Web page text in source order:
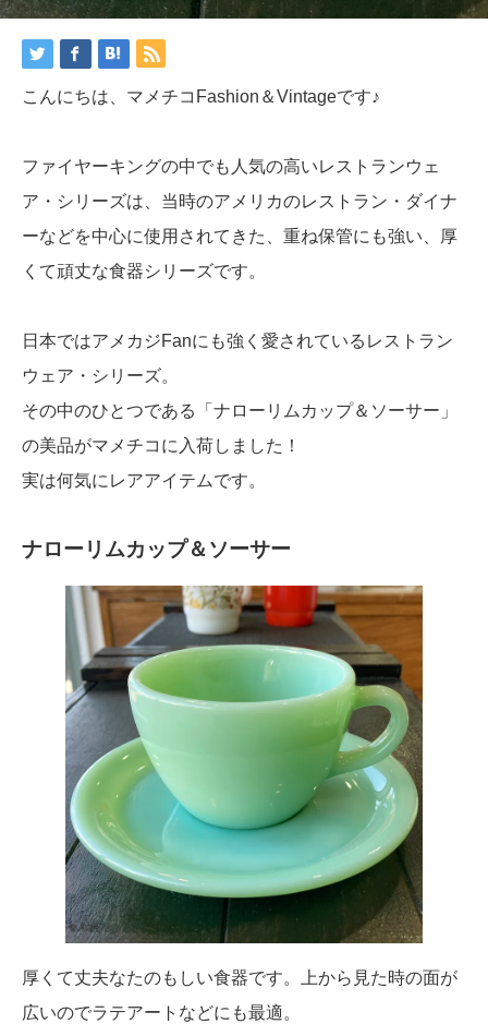
こんにちは、マメチコFashion＆Vintageです♪
ファイヤーキングの中でも人気の高いレストランウェ
ア・シリーズは、当時のアメリカのレストラン・ダイナ
ーなどを中心に使用されてきた、重ね保管にも強い、厚
くて頑丈な食器シリーズです。
日本ではアメカジFanにも強く愛されているレストラン
ウェア・シリーズ。
その中のひとつである「ナローリムカップ＆ソーサー」
の美品がマメチコに入荷しました！
実は何気にレアアイテムです。
ナローリムカップ＆ソーサー
厚くて丈夫なたのもしい食器です。上から見た時の面が
広いのでラテアートなどにも最適。